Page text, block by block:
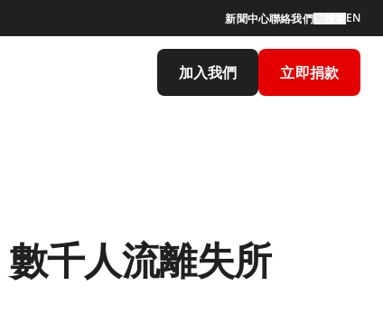
新聞中心聯絡我們 EN
加入我們 立即捐款
千人流離失所